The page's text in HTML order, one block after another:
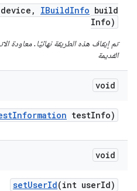
device , IBuildInfo build
Info)
تم إيقاف هذه الطريقة نهائيًا. معاودة
القديمة
void
Information testInfo)
void
setUserId(int userId)